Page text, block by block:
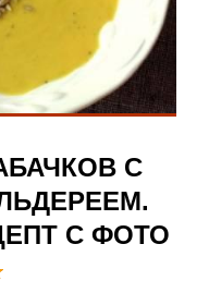
С
С ФОТО